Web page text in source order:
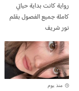
رواية كانت بداية حياتي
كاملة جميع الفصول بقلم
نور شريف
منذ يوم